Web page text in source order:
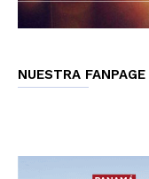
NUESTRA FANPAGE